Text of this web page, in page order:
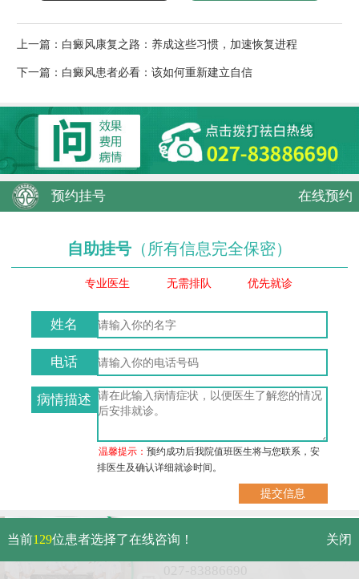
上一篇： 白癜风康复之路：养成这些习惯，加速恢复进程
下一篇： 白癜风患者必看：该如何重新建立自信
预约挂号 在线预约
自助挂号 （所有信息完全保密）
专业医生 无需排队 优先就诊
姓名
电话
病情描述
温馨提示：预约成功后我院值班医生将与您联系，安
排医生及确认详细就诊时间。
武汉市硚口区解放大道479号
免费电话：
当前129位患者选择了在线咨询！ 关闭